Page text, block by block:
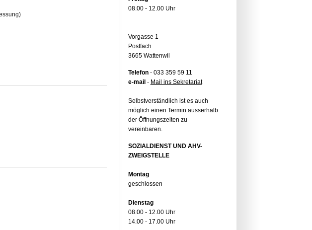
08.00 - 12.00 Uhr
Vorgasse 1
Postfach
3665 Wattenwil
Telefon- 033 359 59 11
e-mail - Mail ins Sekretariat
Selbstverständlich ist es auch
möglich einen Termin ausserhalb
der Öffnungszeiten zu
vereinbaren.
SOZIALDIENST UND AHV-
ZWEIGSTELLE
Montag
geschlossen
Dienstag
08.00 - 12.00 Uhr
14.00 - 17.00 Uhr